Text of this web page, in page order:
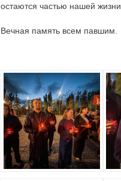
остаются частью нашей жизни.
Вечная память всем павшим.